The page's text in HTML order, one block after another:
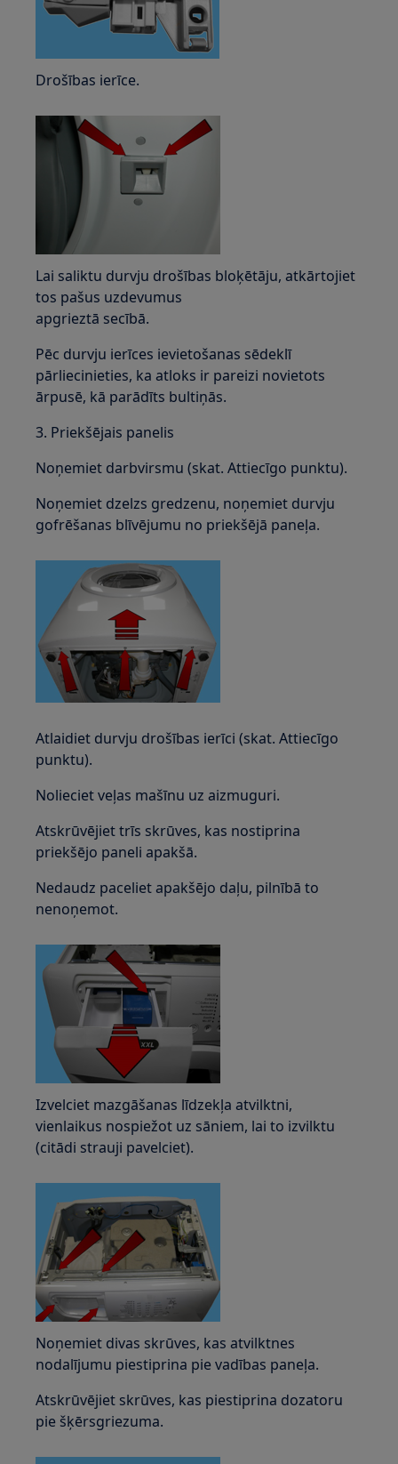
Drošības ierīce.
Lai saliktu durvju drošības bloķētāju, atkārtojiet
tos pašus uzdevumus
apgrieztā secībā.
Pēc durvju ierīces ievietošanas sēdeklī
pārliecinieties, ka atloks ir pareizi novietots
ārpusē, kā parādīts bultiņās.
3. Priekšējais panelis
Noņemiet darbvirsmu (skat. Attiecīgo punktu).
Noņemiet dzelzs gredzenu, noņemiet durvju
gofrēšanas blīvējumu no priekšējā paneļa.
Atlaidiet durvju drošības ierīci (skat. Attiecīgo
punktu).
Nolieciet veļas mašīnu uz aizmuguri.
Atskrūvējiet trīs skrūves, kas nostiprina
priekšējo paneli apakšā.
Nedaudz paceliet apakšējo daļu, pilnībā to
nenoņemot.
Izvelciet mazgāšanas līdzekļa atvilktni,
vienlaikus nospiežot uz sāniem, lai to izvilktu
(citādi strauji pavelciet).
Noņemiet divas skrūves, kas atvilktnes
nodalījumu piestiprina pie vadības paneļa.
Atskrūvējiet skrūves, kas piestiprina dozatoru
pie šķērsgriezuma.